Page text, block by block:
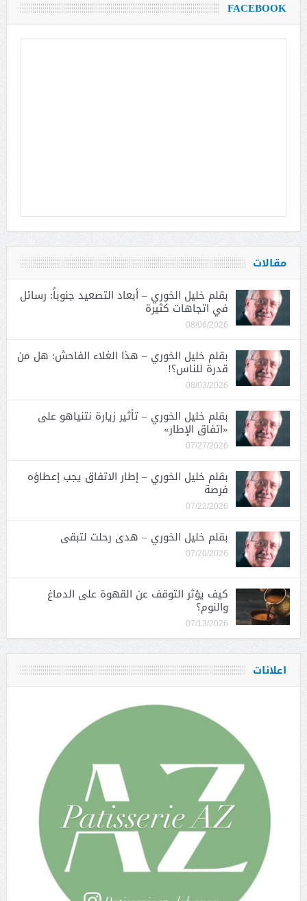
FACEBOOK
مقالات
بقلم خليل الخوري – أبعاد التصعيد جنوباً: رسائل
في اتجاهات كثيرة
08/06/2026
بقلم خليل الخوري – هذا الغلاء الفاحش: هل من
قدرة للناس؟!
08/03/2026
بقلم خليل الخوري – تأثير زيارة نتنياهو على
«اتفاق الإطار»
07/27/2026
بقلم خليل الخوري – إطار الاتفاق يجب إعطاؤه
فرصة
07/22/2026
بقلم خليل الخوري – هدى رحلت لتبقى
07/20/2026
كيف يؤثر التوقف عن القهوة على الدماغ
والنوم؟
07/13/2026
اعلانات